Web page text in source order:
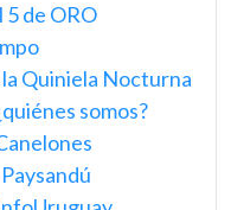
5 de ORO
Quiniela Nocturna
somos?